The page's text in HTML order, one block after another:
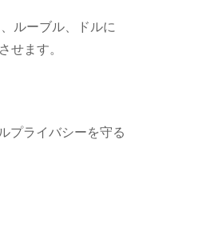
ルーブル、ドルに
ます。
プライバシーを守る